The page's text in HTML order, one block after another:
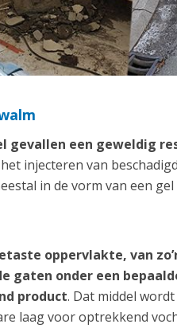
gevallen een geweldig
injecteren van
in de vorm van een
oppervlakte, van
onder een
product. Dat middel
laag voor optrekkend